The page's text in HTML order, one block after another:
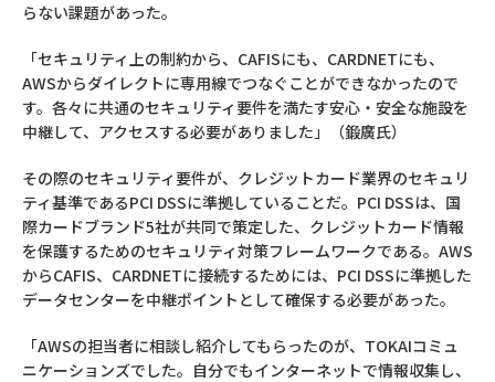
らない課題があった。
「セキュリティ上の制約から、CAFISにも、CARDNETにも、
AWSからダイレクトに専用線でつなぐことができなかったので
す。各々に共通のセキュリティ要件を満たす安心・安全な施設を
中継して、アクセスする必要がありました」（鍛廣氏）
その際のセキュリティ要件が、クレジットカード業界のセキュリ
ティ基準であるPCI DSSに準拠していることだ。PCI DSSは、国
際カードブランド5社が共同で策定した、クレジットカード情報
を保護するためのセキュリティ対策フレームワークである。AWS
からCAFIS、CARDNETに接続するためには、PCI DSSに準拠した
データセンターを中継ポイントとして確保する必要があった。
「AWSの担当者に相談し紹介してもらったのが、TOKAIコミュ
ニケーションズでした。自分でもインターネットで情報収集し、